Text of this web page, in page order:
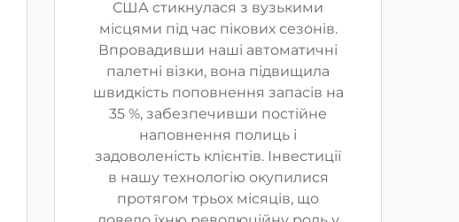
США стикнулася з вузькими
місцями під час пікових сезонів.
Впровадивши наші автоматичні
палетні візки, вона підвищила
швидкість поповнення запасів на
35 %, забезпечивши постійне
наповнення полиць і
задоволеність клієнтів. Інвестиції
в нашу технологію окупилися
протягом трьох місяців, що